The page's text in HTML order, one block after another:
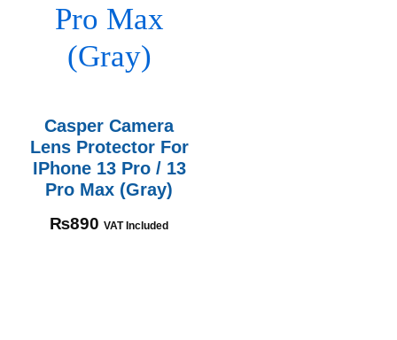
Casper Camera
Lens Protector For
IPhone 13 Pro / 13
Pro Max (Gray)
₨890 VAT Included